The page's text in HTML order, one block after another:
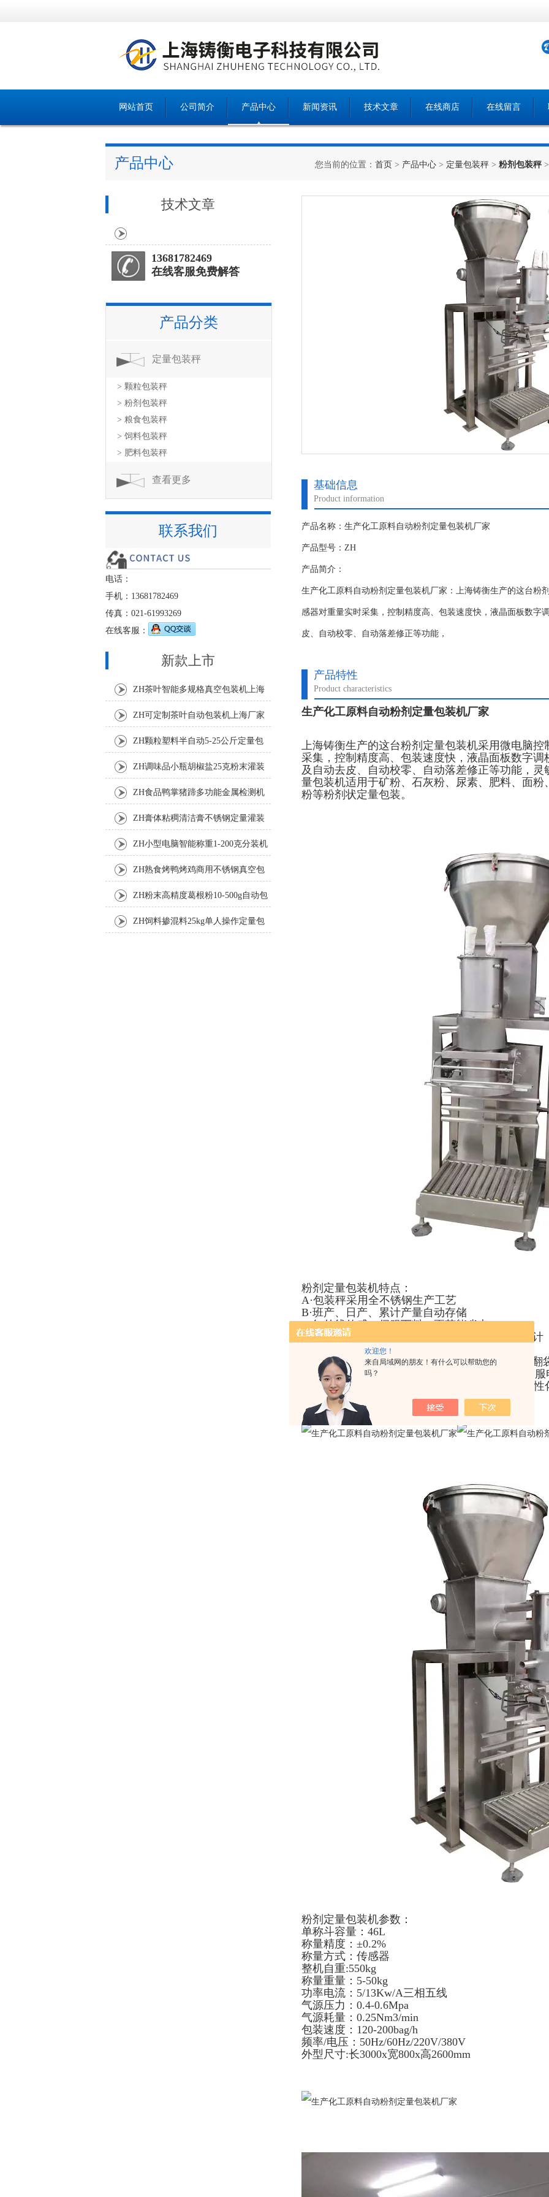
欢迎您！
来自局域网的朋友！有什么可以帮助您的
吗？
网站首页 公司简介 产品中心 新闻资讯 技术文章 在线商店 在线留言
产品中心 您当前的位置： 首页 > 产品中心 > 定量包装秤 > 粉剂包装秤
基础信息
Product information
产品名称：生产化工原料自动粉剂定量包装机厂家
产品型号：ZH
产品简介：
生产化工原料自动粉剂定量包装机厂家：上海铸衡生产的这台粉
感器对重量实时采集，控制精度高、包装速度快，液晶面板数字
皮、自动校零、自动落差修正等功能，
产品特性
Product characteristics
生产化工原料自动粉剂定量包装机厂家
上海铸衡生产的这台粉剂定量包装机采用微电脑
采集，控制精度高、包装速度快，液晶面板数字
及自动去皮、自动校零、自动落差修正等功能，
量包装机适用于矿粉、石灰粉、尿素、肥料、面
粉等粉剂状定量包装。
粉剂定量包装机特点：
A·包装秤采用全不锈钢生产工艺
B·班产、日产、累计产量自动存储
C·红外线传感，伺服下料，更节能省电
D·称重控制系统按照IP54（防尘防水）的要求设计
E·悬挂传感器，信号传送稳定，确保称重精度
F·解决同类产品电动卡打开料袋降落粉料外溢、翻
G·包装秤主机采用液晶触摸屏,PLC控制技术，伺
H·主机，传输带，缝包机，控制器连网，确保人
粉剂定量包装机参数：
单称斗容量：46L
称量精度：±0.2%
称量方式：传感器
整机自重:550kg
称量重量：5-50kg
功率电流：5/13Kw/A三相五线
气源压力：0.4-0.6Mpa
气源耗量：0.25Nm3/min
包装速度：120-200bag/h
频率/电压：50Hz/60Hz/220V/380V
外型尺寸:长3000x宽800x高2600mm
技术文章
13681782469
在线客服免费解答
产品分类
定量包装秤
> 颗粒包装秤
> 粉剂包装秤
> 粮食包装秤
> 饲料包装秤
> 肥料包装秤
查看更多
联系我们
电话：
手机：13681782469
传真：021-61993269
在线客服：
新款上市
ZH茶叶智能多规格真空包装机上海
厂家 ZH可定制茶叶自动包装机上海厂家
ZH颗粒塑料半自动5-25公斤定量包
装机 ZH调味品小瓶胡椒盐25克粉末灌装
ZH食品鸭掌猪蹄多功能金属检测机
ZH膏体粘稠清洁膏不锈钢定量灌装
机厂家 ZH小型电脑智能称重1-200克分装机
ZH熟食烤鸭烤鸡商用不锈钢真空包
装机 ZH粉末高精度葛根粉10-500g自动包
装机 ZH饲料掺混料25kg单人操作定量包